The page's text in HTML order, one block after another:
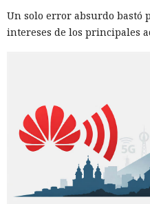
Un solo error absurdo bastó
intereses de los principales